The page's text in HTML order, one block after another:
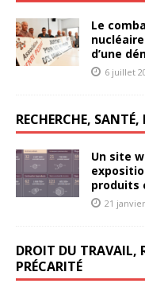
Le
d’une
6 juillet
RECHERCHE, SANTÉ,
Un site
produits
21
DROIT DU TRAVAIL,
PRÉCARITÉ